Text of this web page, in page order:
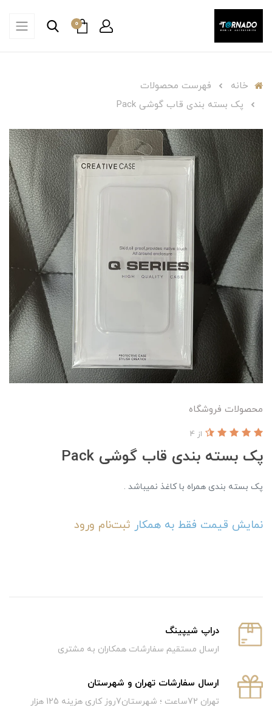
0
خانه
فهرست محصولات
پک بسته بندی قاب گوشی Pack
محصولات فروشگاه
پک بسته بندی قاب گوشی Pack
از 4
پک بسته بندی همراه با کاغذ نمیباشد .
نمایش قیمت فقط به همکار ثبت‌نام ورود
دراپ شیپینگ
ارسال مستقیم سفارشات همکاران به مشتری
ارسال سفارشات تهران و شهرستان
تهران 72ساعت ؛ شهرستان7روز کاری هزینه 125 هزار